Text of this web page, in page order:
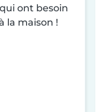
ont besoin
la maison !